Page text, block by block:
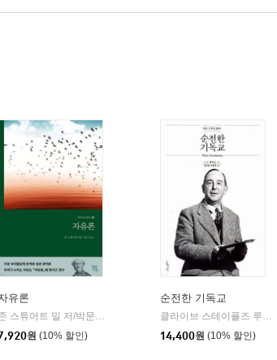
유론
존 스튜어트 밀 저/박문재 역
현대지성
원 (10% 할인)
순전한 기독교
클라이브 스테이플즈 루이스 저/장경철,이종태 역
14,400원 (10% 할인)